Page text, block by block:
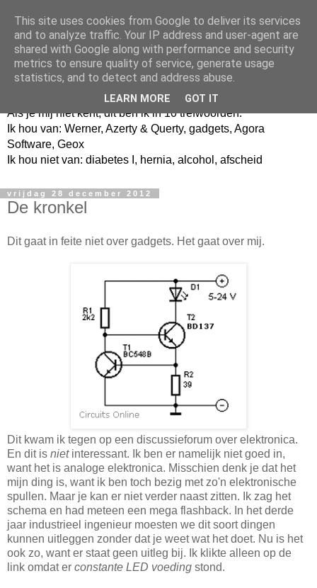
Jangeox' blog
Als je mij niet kent, dit ben ik in 10 trefwoorden.
Ik hou van: Werner, Azerty & Querty, gadgets, Agora
Software, Geox
Ik hou niet van: diabetes I, hernia, alcohol, afscheid
vrijdag 28 december 2012
De kronkel
Dit gaat in feite niet over gadgets. Het gaat over mij.
Dit kwam ik tegen op een discussieforum over elektronica.
En dit is nietinteressant. Ik ben er namelijk niet goed in,
want het is analoge elektronica. Misschien denk je dat het
mijn ding is, want ik ben toch bezig met zo'n elektronische
spullen. Maar je kan er niet verder naast zitten. Ik zag het
schema en had meteen een mega flashback. In het derde
jaar industrieel ingenieur moesten we dit soort dingen
kunnen uitleggen zonder dat je weet wat het doet. Nu is het
ook zo, want er staat geen uitleg bij. Ik klikte alleen op de
link omdat er constante LED voeding stond.
This site uses cookies from Google to deliver its services
and to analyze traffic. Your IP address and user-agent are
shared with Google along with performance and security
metrics to ensure quality of service, generate usage
statistics, and to detect and address abuse.
LEARN MORE GOT IT